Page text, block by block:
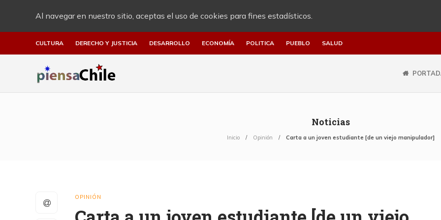
Al navegar en nuestro sitio, aceptas el uso de cookies para fines estadísticos.
CULTURA DERECHO Y JUSTICIA DESARROLLO ECONOMÍA POLITICA PUEBLO SALUD
Noticias
Inicio Opinión Carta a un joven estudiante [de un viejo manipulador]
OPINIÓN